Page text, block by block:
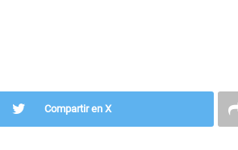
Compartir en X